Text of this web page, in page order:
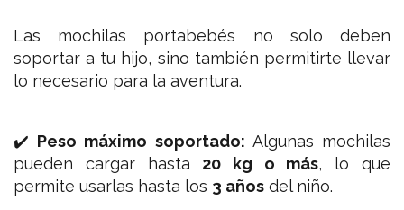
Las mochilas portabebés no solo deben
soportar a tu hijo, sino también permitirte llevar
lo necesario para la aventura.
✔️ Peso máximo soportado: Algunas mochilas
pueden cargar hasta 20 kg o más, lo que
permite usarlas hasta los 3 años del niño.